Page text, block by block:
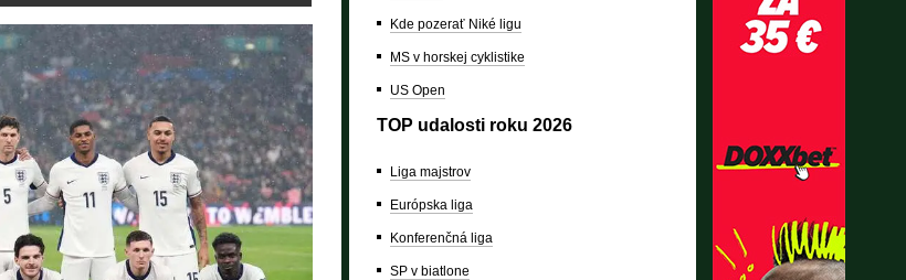
Kde pozerať Niké ligu
MS v horskej cyklistike
US Open
TOP udalosti roku 2026
Liga majstrov
Európska liga
Konferenčná liga
SP v biatlone